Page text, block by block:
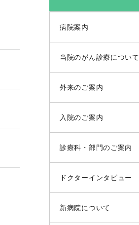
病院案内
当院のがん診療について
外来のご案内
入院のご案内
診療科・部門のご案内
ドクターインタビュー
新病院について